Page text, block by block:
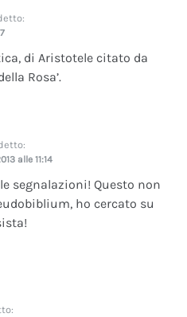
di Aristotele citato da
Rosa’.
alle 11:14
segnalazioni! Questo non
ho cercato su